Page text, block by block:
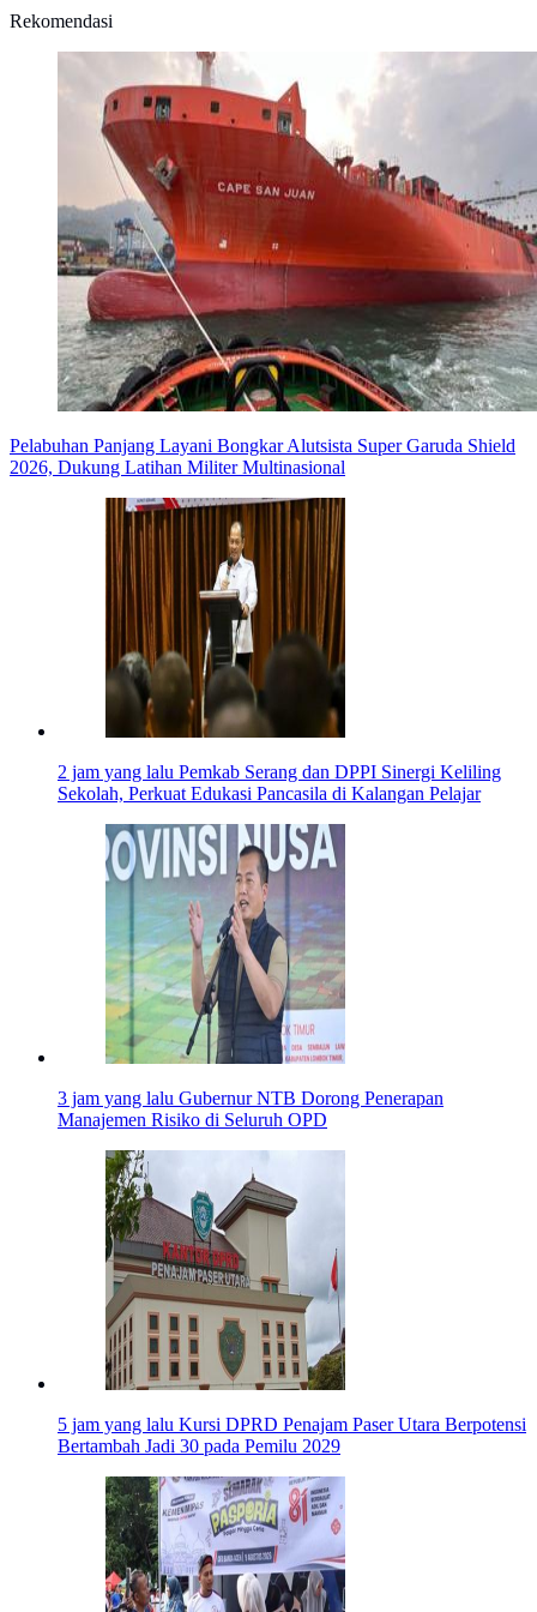
Rekomendasi
Pelabuhan Panjang Layani Bongkar Alutsista Super Garuda Shield
2026, Dukung Latihan Militer Multinasional
2 jam yang lalu Pemkab Serang dan DPPI Sinergi Keliling
Sekolah, Perkuat Edukasi Pancasila di Kalangan Pelajar
3 jam yang lalu Gubernur NTB Dorong Penerapan
Manajemen Risiko di Seluruh OPD
5 jam yang lalu Kursi DPRD Penajam Paser Utara Berpotensi
Bertambah Jadi 30 pada Pemilu 2029